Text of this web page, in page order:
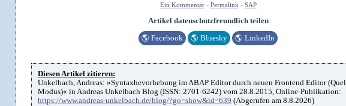
Ein Kommentar- Permalink- SAP
Artikel datenschutzfreundlich teilen
🌎 Facebook 🌎 Bluesky 🌎 LinkedIn
Diesen Artikel zitieren:
Unkelbach, Andreas: »Syntaxhevorhebung im ABAP Editor durch neuen Frontend Editor
Modus)« in Andreas Unkelbach Blog (ISSN: 2701-6242) vom 28.8.2015, Online-Publikation:
https://www.andreas-unkelbach.de/blog/?go=show&id=639 (Abgerufen am 8.8.2026)